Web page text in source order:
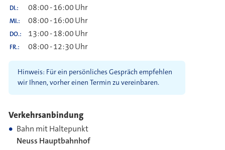
DI. 08:00-16:00Uhr
MI. 08:00-16:00Uhr
DO. 13:00-18:00Uhr
FR. 08:00-12:30Uhr
Hinweis: Für ein persönliches Gespräch empfehlen
wir Ihnen, vorher einen Termin zu vereinbaren.
Verkehrsanbindung
Bahn mit Haltepunkt
Neuss Hauptbahnhof